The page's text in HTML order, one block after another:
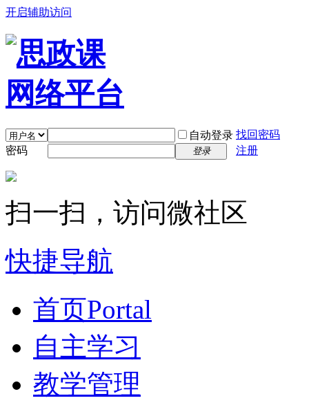
开启辅助访问
自动登录 找回密码
密码
登录 注册
扫一扫，访问微社区
快捷导航
首页Portal
自主学习
教学管理